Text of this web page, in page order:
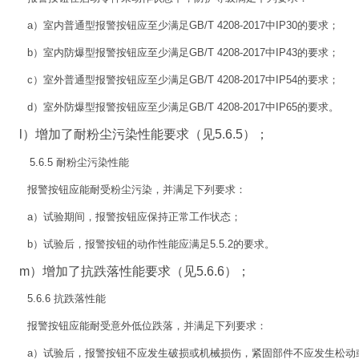
a）室内普通型报警按钮应至少满足GB/T 4208-2017中IP30的要求；
b）室内防爆型报警按钮应至少满足GB/T 4208-2017中IP43的要求；
c）室外普通型报警按钮应至少满足GB/T 4208-2017中IP54的要求；
d）室外防爆型报警按钮应至少满足GB/T 4208-2017中IP65的要求。
l）增加了耐粉尘污染性能要求（见5.6.5）；
5.6.5 耐粉尘污染性能
报警按钮应能耐受粉尘污染，并满足下列要求：
a）试验期间，报警按钮应保持正常工作状态；
b）试验后，报警按钮的动作性能应满足5.5.2的要求。
m）增加了抗跌落性能要求（见5.6.6）；
5.6.6 抗跌落性能
报警按钮应能耐受意外低位跌落，并满足下列要求：
a）试验后，报警按钮不应发生破损或机械损伤，紧固部件不应发生松动